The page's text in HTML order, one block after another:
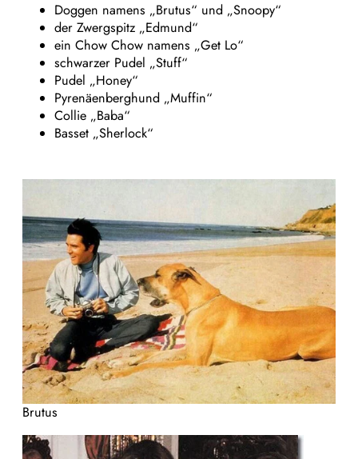
Doggen namens „Brutus“ und „Snoopy“
der Zwergspitz „Edmund“
ein Chow Chow namens „Get Lo“
schwarzer Pudel „Stuff“
Pudel „Honey“
Pyrenäenberghund „Muffin“
Collie „Baba“
Basset „Sherlock“
Brutus